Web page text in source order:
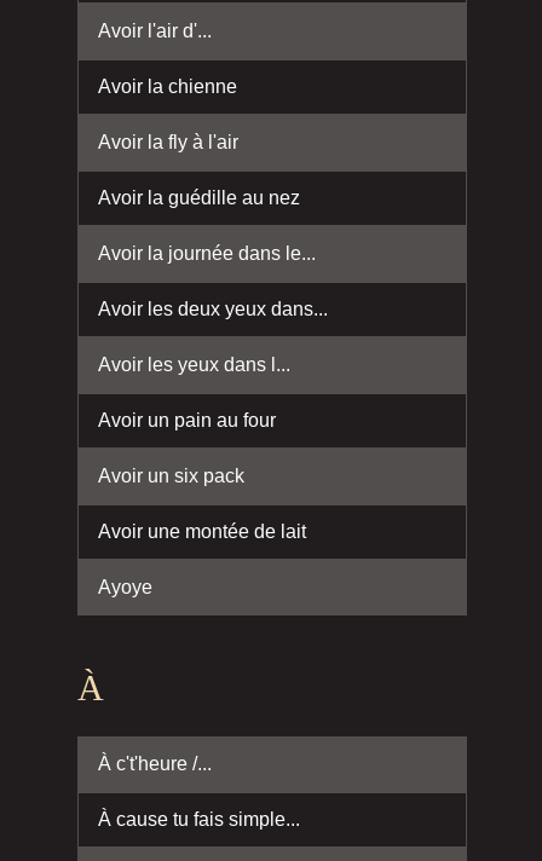
Avoir l'air d'...
Avoir la chienne
Avoir la fly à l'air
Avoir la guédille au nez
Avoir la journée dans le...
Avoir les deux yeux dans...
Avoir les yeux dans l...
Avoir un pain au four
Avoir un six pack
Avoir une montée de lait
Ayoye
À
À c't'heure /...
À cause tu fais simple...